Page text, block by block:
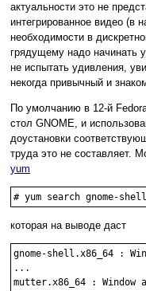
актуальности это не
интегрированное видео (в
необходимости в
грядущему надо начинать
не испытать удивления,
некогда привычный и
По умолчанию в 12-й
стол GNOME, и
доустановки
труда это не составляет.
yum
# yum search gnome-shell
которая на выводе даст
gnome-shell.x86_64 :
...
mutter.x86_64 : Window